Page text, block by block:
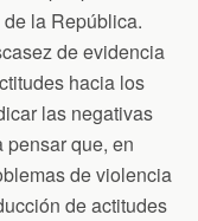
la República.
de evidencia
hacia los
las negativas
que, en
de violencia
de actitudes